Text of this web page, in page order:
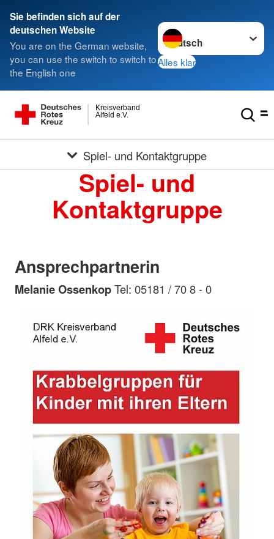
Sie befinden sich auf der
deutschen Website
You are on the German website,
you can use the switch to switch to
the English one
Sprache wechseln zu
Alles klar
Alfeld e.V.
Kreisverband
Spiel- und Kontaktgruppe
Spiel- und
Kontaktgruppe
Ansprechpartnerin
Melanie OssenkopTel: 05181 / 70 8 - 0